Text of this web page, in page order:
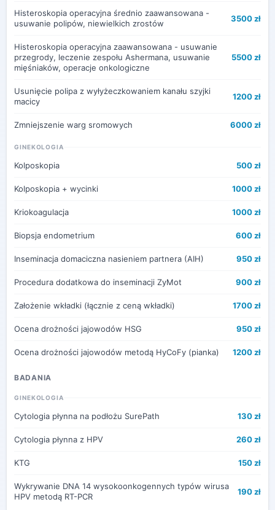
Histeroskopia operacyjna średnio zaawansowana -
usuwanie polipów, niewielkich zrostów
3500 zł
Histeroskopia operacyjna zaawansowana - usuwanie
przegrody, leczenie zespołu Ashermana, usuwanie
mięśniaków, operacje onkologiczne
5500 zł
Usunięcie polipa z wyłyżeczkowaniem kanału szyjki
macicy
1200 zł
Zmniejszenie warg sromowych 6000 zł
GINEKOLOGIA
Kolposkopia 500 zł
Kolposkopia + wycinki 1000 zł
Kriokoagulacja 1000 zł
Biopsja endometrium 600 zł
Inseminacja domaciczna nasieniem partnera (AIH) 950 zł
Procedura dodatkowa do inseminacji ZyMot 900 zł
Założenie wkładki (łącznie z ceną wkładki) 1700 zł
Ocena drożności jajowodów HSG 950 zł
Ocena drożności jajowodów metodą HyCoFy (pianka) 1200 zł
BADANIA
GINEKOLOGIA
Cytologia płynna na podłożu SurePath 130 zł
Cytologia płynna z HPV 260 zł
KTG 150 zł
Wykrywanie DNA 14 wysokoonkogennych typów wirusa
HPV metodą RT-PCR
190 zł